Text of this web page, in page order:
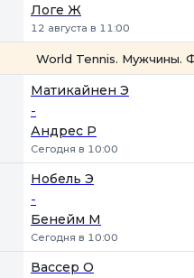
Логе Ж
12 августа в 11:00
World Tennis. Мужчины.
Матикайнен Э
-
Андрес Р
Сегодня в 10:00
Нобель Э
-
Бенейм М
Сегодня в 10:00
Вассер O